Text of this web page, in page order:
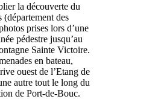
la découverte du
(département des
prises lors d’une
pédestre jusqu’au
Sainte Victoire.
en bateau,
ouest de l’Etang de
autre tout le long du
de Port-de-Bouc.